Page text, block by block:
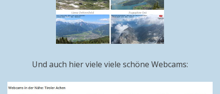
Und auch hier viele viele schöne Webcams: